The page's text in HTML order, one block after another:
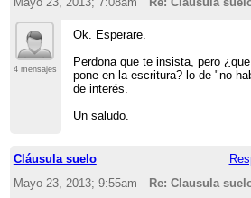
4 mensajes
Ok. Esperare.
Perdona que te insista, pero
pone en la escritura? lo de "no
de interés.
Un saludo.
Cláusula suelo
Mayo 23, 2013; 9:55am
Re: Clausula